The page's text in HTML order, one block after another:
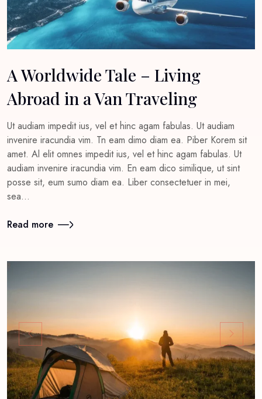
A Worldwide Tale – Living
Abroad in a Van Traveling
Ut audiam impedit ius, vel et hinc agam fabulas. Ut audiam
invenire iracundia vim. Tn eam dimo diam ea. Piber Korem sit
amet. Al elit omnes impedit ius, vel et hinc agam fabulas. Ut
audiam invenire iracundia vim. En eam dico similique, ut sint
posse sit, eum sumo diam ea. Liber consectetuer in mei,
sea…
Read more